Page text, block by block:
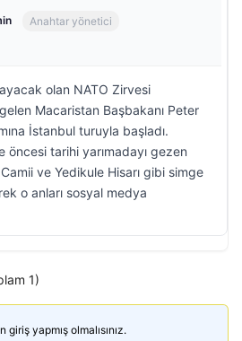
Anahtar yönetici
olan NATO Zirvesi
Macaristan Başbakanı Peter
İstanbul turuyla başladı.
tarihi yarımadayı gezen
ve Yedikule Hisarı gibi simge
o anları sosyal medya
1)
yapmış olmalısınız.